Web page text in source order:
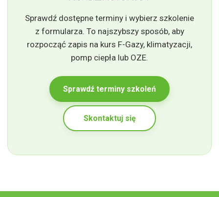
Sprawdź dostępne terminy i wybierz szkolenie
z formularza. To najszybszy sposób, aby
rozpocząć zapis na kurs F-Gazy, klimatyzacji,
pomp ciepła lub OZE.
Sprawdź terminy szkoleń
Skontaktuj się